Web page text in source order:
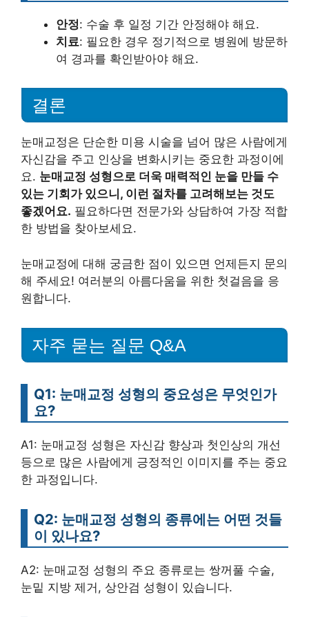
안정: 수술 후 일정 기간 안정해야 해요.
치료: 필요한 경우 정기적으로 병원에 방문하
여 경과를 확인받아야 해요.
결론
눈매교정은 단순한 미용 시술을 넘어 많은 사람에게
자신감을 주고 인상을 변화시키는 중요한 과정이에
요. 눈매교정 성형으로 더욱 매력적인 눈을 만들 수
있는 기회가 있으니, 이런 절차를 고려해보는 것도
좋겠어요. 필요하다면 전문가와 상담하여 가장 적합
한 방법을 찾아보세요.
눈매교정에 대해 궁금한 점이 있으면 언제든지 문의
해 주세요! 여러분의 아름다움을 위한 첫걸음을 응
원합니다.
자주 묻는 질문 Q&A
Q1: 눈매교정 성형의 중요성은 무엇인가
요?
A1: 눈매교정 성형은 자신감 향상과 첫인상의 개선
등으로 많은 사람에게 긍정적인 이미지를 주는 중요
한 과정입니다.
Q2: 눈매교정 성형의 종류에는 어떤 것들
이 있나요?
A2: 눈매교정 성형의 주요 종류로는 쌍꺼풀 수술,
눈밑 지방 제거, 상안검 성형이 있습니다.